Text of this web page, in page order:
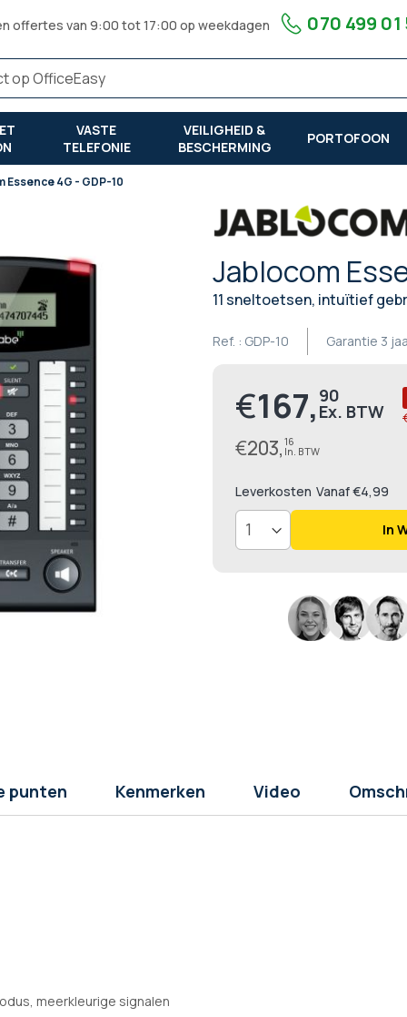
offertes van 9:00 tot 17:00 op weekdagen 070 499 01
VASTE
TELEFONIE
VEILIGHEID &
BESCHERMING
PORTOFOON
Essence 4G - GDP-10
Jablocom
11 sneltoetsen, intuïtief
Garantie 3
Ref. : GDP-10
Prijs
€167, 90
€203, 16
Leverkosten Vanaf €4,99
In
punten Kenmerken Video
meerkleurige signalen